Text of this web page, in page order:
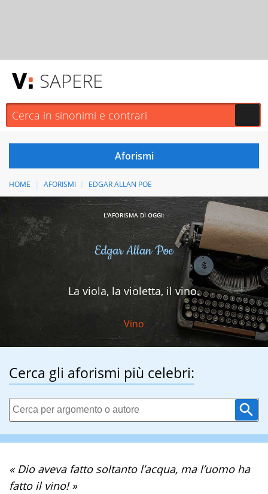
SAPERE
HOME AFORISMI EDGAR ALLAN POE
L'AFORISMA DI OGGI:
Edgar Allan Poe
La viola, la violetta, il vino.
Vino
Cerca gli aforismi più celebri:
« Dio aveva fatto soltanto l’acqua, ma l’uomo ha
fatto il vino! »